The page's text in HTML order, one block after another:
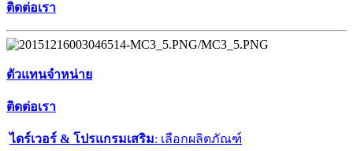
ติดต่อเรา
ตัวแทนจำหน่าย
ติดต่อเรา
ไดร์เวอร์ & โปรแกรมเสริม: เลือกผลิตภัณฑ์